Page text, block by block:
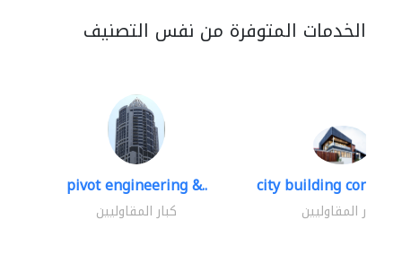
الخدمات المتوفرة من نفس التصنيف
pivot engineering &..
كبار المقاوليين
city building
كبار المقاوليين